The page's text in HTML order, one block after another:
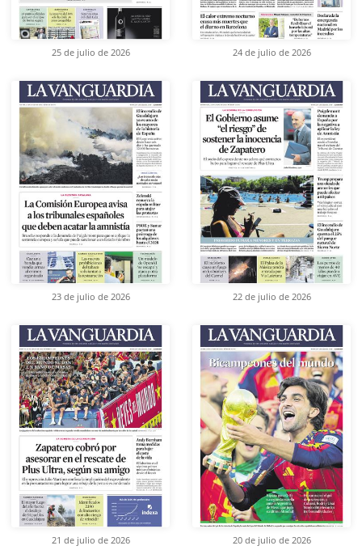
25 de julio de 2026 24 de julio de 2026
23 de julio de 2026 22 de julio de 2026
21 de julio de 2026 20 de julio de 2026